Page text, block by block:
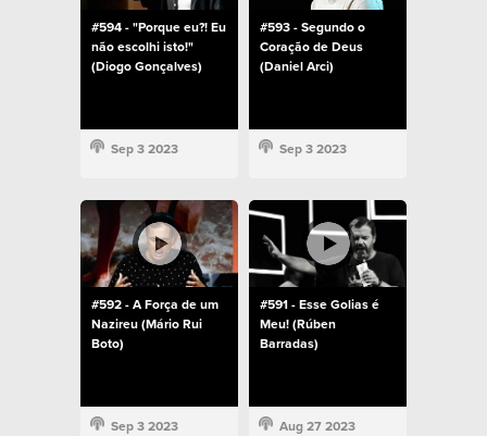
#594 - "Porque eu?! Eu
não escolhi isto!"
(Diogo Gonçalves)
Sep 3 2023
#593 - Segundo o
Coração de Deus
(Daniel Arci)
Sep 3 2023
#592 - A Força de um
Nazireu (Mário Rui
Boto)
Sep 3 2023
#591 - Esse Golias é
Meu! (Rúben
Barradas)
Aug 27 2023